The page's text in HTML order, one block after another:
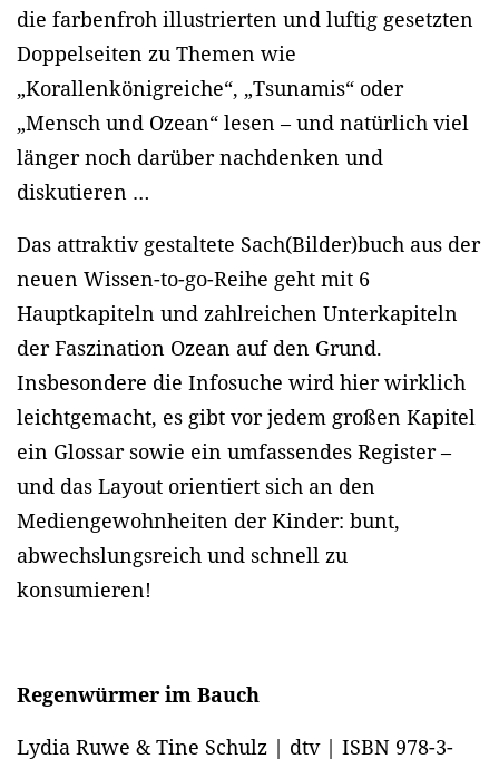
die farbenfroh illustrierten und luftig gesetzten
Doppelseiten zu Themen wie
„Korallenkönigreiche“, „Tsunamis“ oder
„Mensch und Ozean“ lesen – und natürlich viel
länger noch darüber nachdenken und
diskutieren …
Das attraktiv gestaltete Sach(Bilder)buch aus der
neuen Wissen-to-go-Reihe geht mit 6
Hauptkapiteln und zahlreichen Unterkapiteln
der Faszination Ozean auf den Grund.
Insbesondere die Infosuche wird hier wirklich
leichtgemacht, es gibt vor jedem großen Kapitel
ein Glossar sowie ein umfassendes Register –
und das Layout orientiert sich an den
Mediengewohnheiten der Kinder: bunt,
abwechslungsreich und schnell zu
konsumieren!
Regenwürmer im Bauch
Lydia Ruwe & Tine Schulz | dtv | ISBN 978-3-